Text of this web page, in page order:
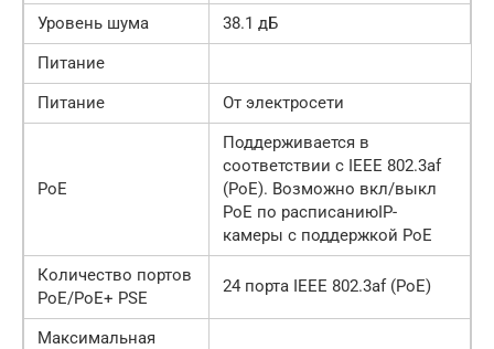
Уровень шума
38.1 дБ
Питание
Питание
От электросети
PoE
Поддерживается в
соответствии с IEEE 802.3af
(PoE). Возможно вкл/выкл
PoE по расписаниюIP-
камеры с поддержкой PoE
Количество портов
PoE/PoE+ PSE
24 порта IEEE 802.3af (PoE)
Максимальная